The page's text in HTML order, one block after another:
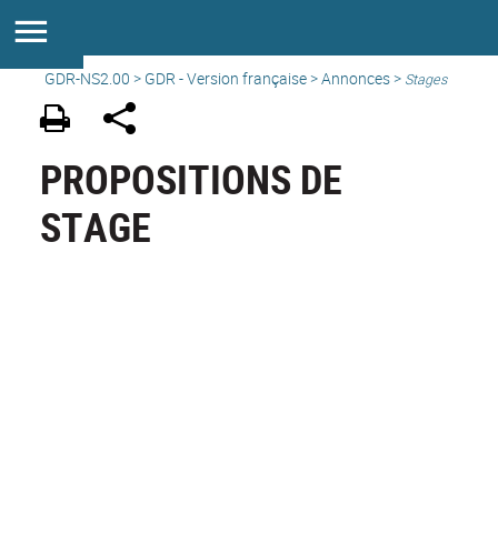
GDR-NS2.00 > GDR - Version française>Annonces> Stages
PROPOSITIONS DE
STAGE